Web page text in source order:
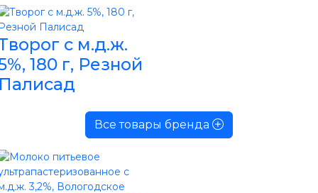
с м.д.ж.
180 г, Резной
Все товары бренда